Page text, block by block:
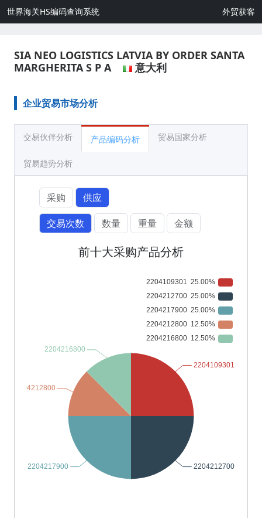
世界海关HS编码查询系统 外贸获客
SIA NEO LOGISTICS LATVIA BY ORDER SANTA
MARGHERITA S P A
意大利
企业贸易市场分析
交易伙伴分析 产品编码分析 贸易国家分析
贸易趋势分析
采购
供应
交易次数
数量 重量 金额
前十大采购产品分析